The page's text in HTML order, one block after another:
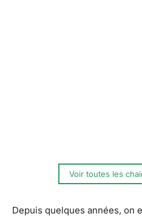
Voir toutes les
Depuis quelques années, on